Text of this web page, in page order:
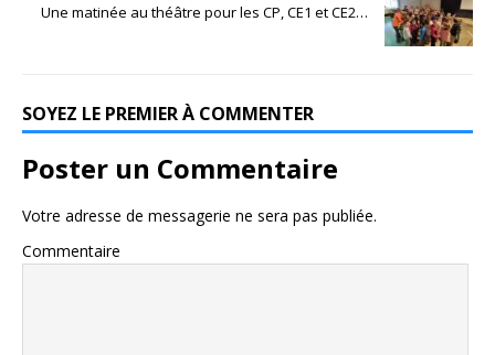
Une matinée au théâtre pour les CP, CE1 et CE2…
SOYEZ LE PREMIER À COMMENTER
Poster un Commentaire
Votre adresse de messagerie ne sera pas publiée.
Commentaire